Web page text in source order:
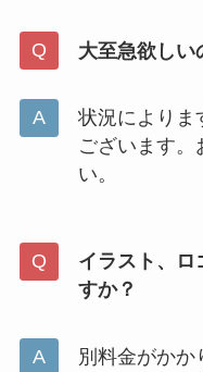
大至急欲し
状況によりま
ございます。
い。
イラスト、ロ
すか？
別料金がかか